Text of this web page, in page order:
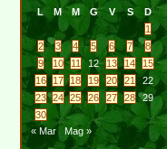
L M M G V S
D
1
2
3 4 5 6 7
8
9
10 11 12 13 14
15
16
17 18 19 20 21
22
23
24 25 26 27 28
29
30
« Mar
Mag »